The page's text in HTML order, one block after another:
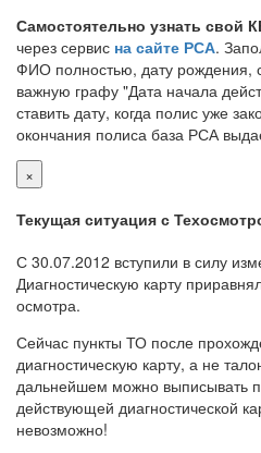
Самостоятельно узнать свой
через сервис на сайте РСА.
ФИО полностью, дату рождения,
важную графу "Дата начала
ставить дату, когда полис уже
окончания полиса база РСА
×
Текущая ситуация с
С 30.07.2012 вступили в силу
Диагностическую карту
осмотра.
Сейчас пункты ТО после
диагностическую карту, а не
дальнейшем можно выписывать
действующей диагностической
невозможно!